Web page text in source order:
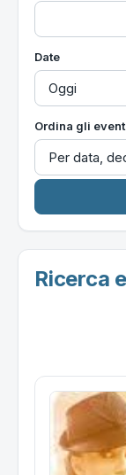
Date
Ordina gli
Ricerca